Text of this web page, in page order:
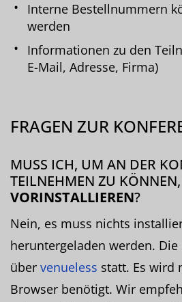
Interne Bestellnummern
werden
Informationen zu den
E-Mail, Adresse, Firma)
FRAGEN ZUR
MUSS ICH, UM AN DER
TEILNEHMEN ZU
VORINSTALLIEREN?
Nein, es muss nichts
heruntergeladen werden.
über venueless statt. Es wird
Browser benötigt. Wir